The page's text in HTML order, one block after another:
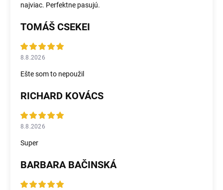
najviac. Perfektne pasujú.
TOMÁŠ CSEKEI
8.8.2026
Ešte som to nepoužil
RICHARD KOVÁCS
8.8.2026
Super
BARBARA BAČINSKÁ